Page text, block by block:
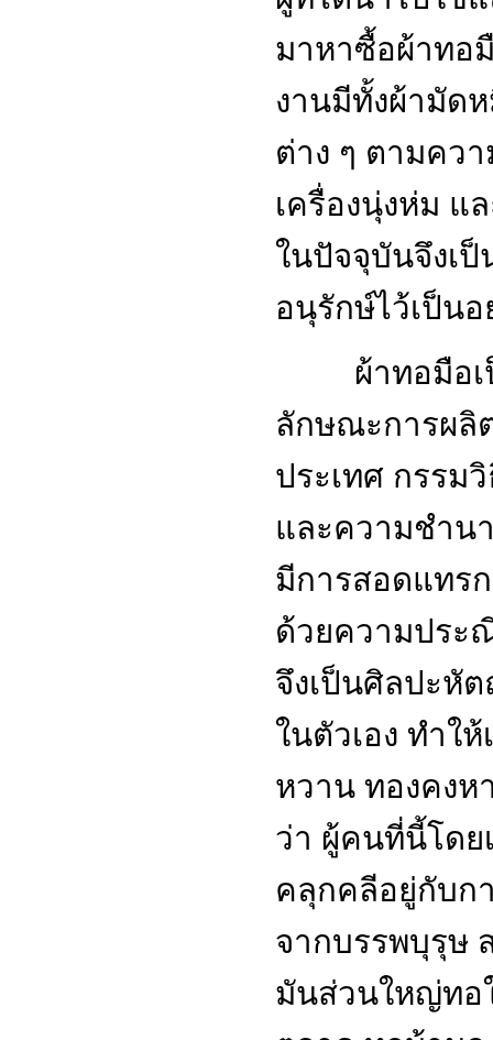
มาหาซื้อผ้าทอ
งานมีทั้งผ้ามัด
ต่าง ๆ ตามคว
เครื่องนุ่งห่ม แ
ในปัจจุบันจึงเ
อนุรักษ์ไว้เป็นอ
ผ้าทอมือ
ลักษณะการผลิ
ประเทศ กรรม
และความชำน
มีการสอดแทร
ด้วยความปร
จึงเป็นศิลปะหั
ในตัวเอง ทำใ
หวาน ทองคง
ว่า ผู้คนที่นี้โด
คลุกคลีอยู่กับก
จากบรรพบุรุษ
มันส่วนใหญ่ทอ